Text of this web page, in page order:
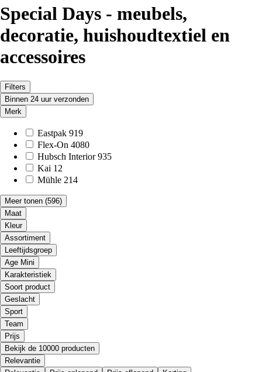
Special Days - meubels,
decoratie, huishoudtextiel en
accessoires
Filters
Binnen 24 uur verzonden
Merk
Eastpak 919
Flex-On 4080
Hubsch Interior 935
Kai 12
Mühle 214
Meer tonen (596)
Maat
Kleur
Assortiment
Leeftijdsgroep
Age Mini
Karakteristiek
Soort product
Geslacht
Sport
Team
Prijs
Bekijk de 10000 producten
Relevantie